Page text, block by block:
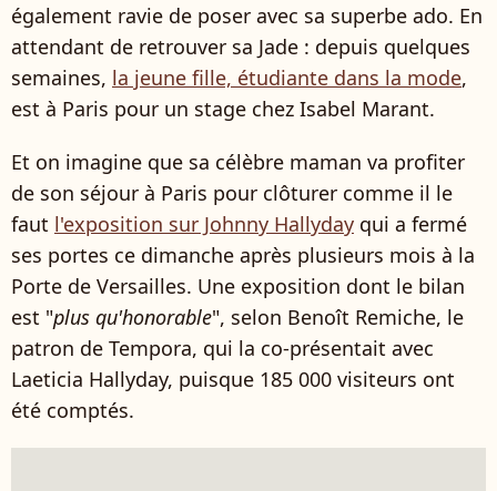
également ravie de poser avec sa superbe ado. En
attendant de retrouver sa Jade : depuis quelques
semaines, la jeune fille, étudiante dans la mode,
est à Paris pour un stage chez Isabel Marant.
Et on imagine que sa célèbre maman va profiter
de son séjour à Paris pour clôturer comme il le
faut l'exposition sur Johnny Hallyday qui a fermé
ses portes ce dimanche après plusieurs mois à la
Porte de Versailles. Une exposition dont le bilan
est "plus qu'honorable", selon Benoît Remiche, le
patron de Tempora, qui la co-présentait avec
Laeticia Hallyday, puisque 185 000 visiteurs ont
été comptés.